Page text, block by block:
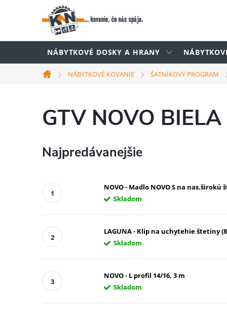
NÁBYTKOVÉ DOSKY A HRANY
Domov
NÁBYTKOVÉ KOVANIE ŠATNÍKOVÝ PROGRAM
GTV NOVO BIELA
Najpredávanejšie
NOVO - Madlo NOVO S na nas.širokú
Skladom
LAGUNA - Klip na uchytehie štetiny
Skladom
NOVO - L profil 14/16, 3 m
Skladom